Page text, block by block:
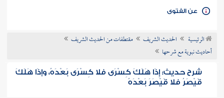
مختارات الفتاوى
الفتوى
الرئيسية الحديث الشريف
مقتطفات من الحديث الشريف
أحاديث نبوية مع شرحها
شرح حديث: إِذَا هَلَكَ كِسْرَى فلا كِسْرَى بَعْدَهُ، وإذَا هَلَكَ
قَيْصَرُ فلا قَيْصَرَ بَعْدَهُ